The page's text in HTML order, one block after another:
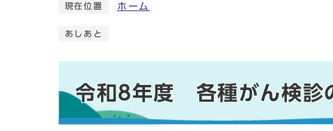
現在位置 ホーム
あしあと
令和8年度 各種がん検診